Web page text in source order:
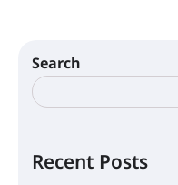
Search
Recent Posts